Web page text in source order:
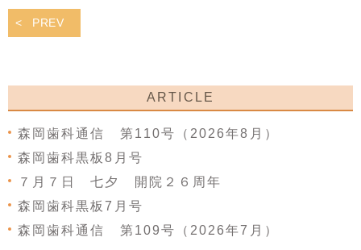
PREV
ARTICLE
森岡歯科通信 第110号（2026年8月）
森岡歯科黒板8月号
７月７日 七夕 開院２６周年
森岡歯科黒板7月号
森岡歯科通信 第109号（2026年7月）